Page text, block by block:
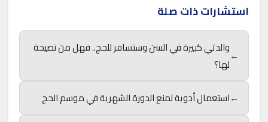
استشارات ذات صلة
←والدتي كبيرة في السن وستسافر للحج.. فهل من نصيحة
لها؟
←استعمال أدوية لمنع الدورة الشهرية في موسم الحج